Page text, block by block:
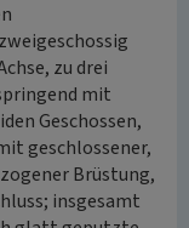
zu drei
mit
Geschossen,
geschlossener,
Brüstung,
insgesamt